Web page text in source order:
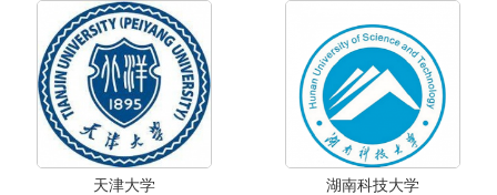
天津大学 湖南科技大学